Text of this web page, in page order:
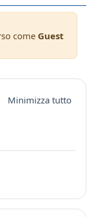
come Guest
Minimizza tutto